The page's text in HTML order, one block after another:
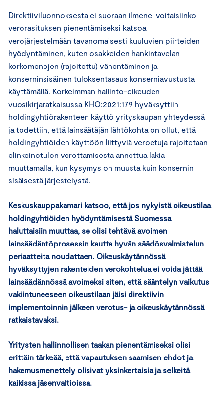
Direktiiviluonnoksesta ei suoraan ilmene, voitaisiinko
verorasituksen pienentämiseksi katsoa
verojärjestelmään tavanomaisesti kuuluvien piirteiden
hyödyntäminen, kuten osakkeiden hankintavelan
korkomenojen (rajoitettu) vähentäminen ja
konserninsisäinen tuloksentasaus konserniavustusta
käyttämällä. Korkeimman hallinto-oikeuden
vuosikirjaratkaisussa KHO:2021:179 hyväksyttiin
holdingyhtiörakenteen käyttö yrityskaupan yhteydessä
ja todettiin, että lainsäätäjän lähtökohta on ollut, että
holdingyhtiöiden käyttöön liittyviä veroetuja rajoitetaan
elinkeinotulon verottamisesta annettua lakia
muuttamalla, kun kysymys on muusta kuin konsernin
sisäisestä järjestelystä.
Keskuskauppakamari katsoo, että jos nykyistä oikeustilaa
holdingyhtiöiden hyödyntämisestä Suomessa
haluttaisiin muuttaa, se olisi tehtävä avoimen
lainsäädäntöprosessin kautta hyvän säädösvalmistelun
periaatteita noudattaen. Oikeuskäytännössä
hyväksyttyjen rakenteiden verokohtelua ei voida jättää
lainsäädännössä avoimeksi siten, että sääntelyn vaikutus
vakiintuneeseen oikeustilaan jäisi direktiivin
implementoinnin jälkeen verotus- ja oikeuskäytännössä
ratkaistavaksi.
Yritysten hallinnollisen taakan pienentämiseksi olisi
erittäin tärkeää, että vapautuksen saamisen ehdot ja
hakemusmenettely olisivat yksinkertaisia ja selkeitä
kaikissa jäsenvaltioissa.